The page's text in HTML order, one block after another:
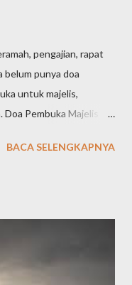
pengajian, rapat
belum punya doa
untuk majelis,
Pembuka Majelis
wa mā kunnā
‘ala isyrofil anbiyaa i
BACA SELENGKAPNYA